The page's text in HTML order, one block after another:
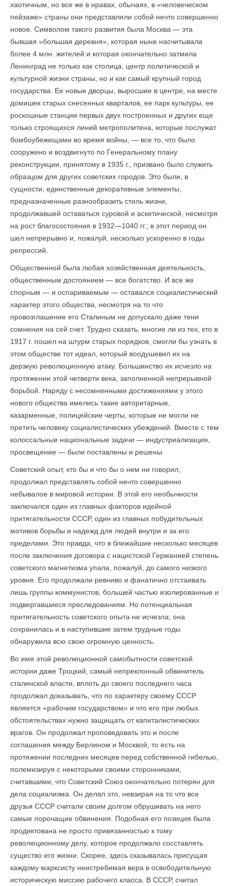
хаотичным, но все же в нравах, обычаях, в «человеческом
пейзаже» страны они представляли собой нечто совершенно
новое. Символом такого развития была Москва — эта
бывшая «большая деревня», которая ныне насчитывала
более 4 млн. жителей и которая окончательно затмила
Ленинград не только как столица, центр политической и
культурной жизни страны, но и как самый крупный город
государства. Ее новые дворцы, выросшие в центре, на месте
домишек старых снесенных кварталов, ее парк культуры, ее
роскошные станции первых двух построенных и других еще
только строящихся линий метрополитена, которые послужат
бомбоубежищами во время войны, — все то, что было
сооружено и воздвигнуто по Генеральному плану
реконструкции, принятому в 1935 г., призвано было служить
образцом для других советских городов. Это были, в
сущности, единственные декоративные элементы,
предназначенные разнообразить стиль жизни,
продолжавшей оставаться суровой и аскетической, несмотря
на рост благосостояния в 1932—1040 гг.; в этот период он
шел непрерывно и, пожалуй, несколько ускоренно в годы
репрессий.
Общественной была любая хозяйственная деятельность,
общественным достоянием — все богатство. И все же
спорным — и оспариваемым — оставался социалистический
характер этого общества, несмотря на то что
провозглашение его Сталиным не допускало даже тени
сомнения на сей счет. Трудно сказать, многие ли из тех, кто в
1917 г. пошел на штурм старых порядков, смогли бы узнать в
этом обществе тот идеал, который воодушевил их на
дерзкую революционную атаку. Большинство их исчезло на
протяжении этой четверти века, заполненной непрерывной
борьбой. Наряду с несомненными достижениями у этого
нового общества имелись такие авторитарные,
казарменные, полицейские черты, которые не могли не
претить человеку социалистических убеждений. Вместе с тем
колоссальные национальные задачи — индустриализация,
просвещение — были поставлены и решены.
Советский опыт, кто бы и что бы о нем ни говорил,
продолжал представлять собой нечто совершенно
небывалое в мировой истории. В этой его необычности
заключался один из главных факторов идейной
притягательности СССР, один из главных побудительных
мотивов борьбы и надежд для людей внутри и за его
пределами. Это правда, что в ближайшие несколько месяцев
после заключения договора с нацистской Германией степень
советского магнетизма упала, пожалуй, до самого низкого
уровня. Его продолжали ревниво и фанатично отстаивать
лишь группы коммунистов, большей частью изолированные и
подвергавшиеся преследованиям. Но потенциальная
притягательность советского опыта не исчезла; она
сохранилась и в наступившие затем трудные годы
обнаружила всю свою огромную ценность.
Во имя этой революционной самобытности советской
истории даже Троцкий, самый непреклонный обвинитель
сталинской власти, вплоть до своего последнего часа
продолжал доказывать, что по характеру своему СССР
является «рабочим государством» и что его при любых
обстоятельствах нужно защищать от капиталистических
врагов. Он продолжал проповедовать это и после
соглашения между Берлином и Москвой, то есть на
протяжении последних месяцев перед собственной гибелью,
полемизируя с некоторыми своими сторонниками,
считавшими, что Советский Союз окончательно потерян для
дела социализма. Он делал это, невзирая на то что все
друзья СССР считали своим долгом обрушивать на него
самые порочащие обвинения. Подобная его позиция была
продиктована не просто привязанностью к тому
революционному делу, которое продолжало сосставлять
существо его жизни. Скорее, здесь сказывалась присущая
каждому марксисту неистребимая вера в освободительную
историческую миссию рабочего класса. В СССР, считал